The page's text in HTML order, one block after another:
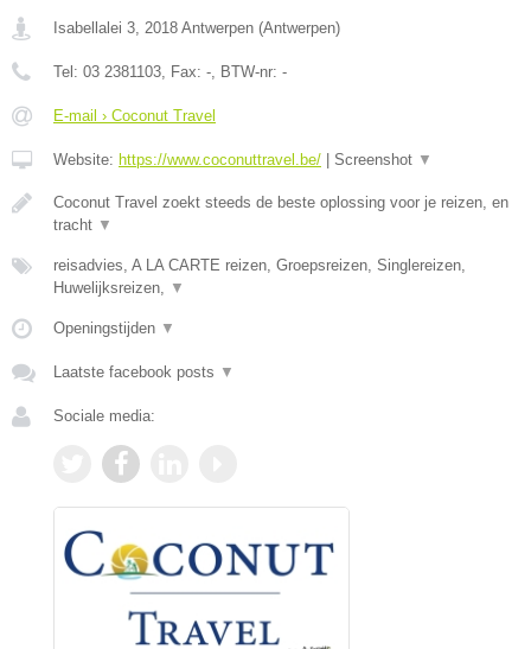
Isabellalei 3, 2018 Antwerpen (Antwerpen)
Tel: 03 2381103, Fax: -, BTW-nr: -
E-mail › Coconut Travel
Website: https://www.coconuttravel.be/ Screenshot ▼
Coconut Travel zoekt steeds de beste oplossing voor je reizen, en
tracht ▼
reisadvies, A LA CARTE reizen, Groepsreizen, Singlereizen,
Huwelijksreizen, ▼
Openingstijden ▼
Laatste facebook posts ▼
Sociale media: